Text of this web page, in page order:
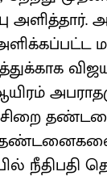
அளித்தார்.